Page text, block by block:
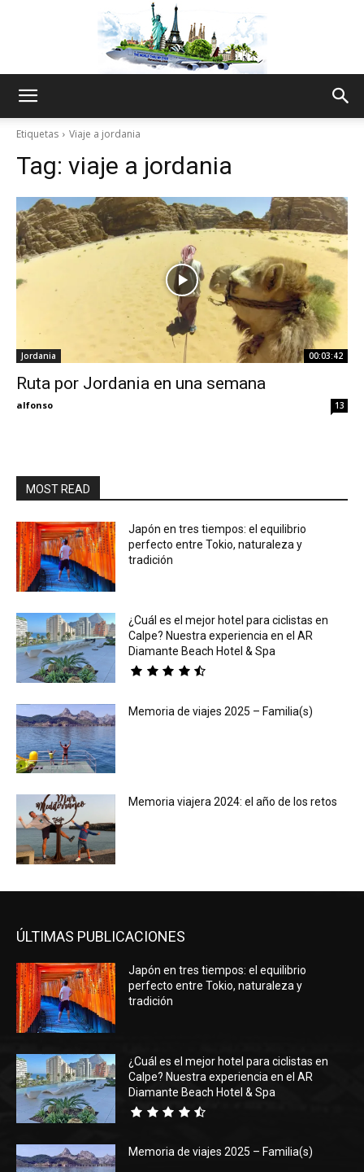
Thru
My
Etiquetas Viaje a jordania
Tag: viaje a jordania
Jordania 00:03:42
Ruta por Jordania en una semana
alfonso 13
MOST READ
Japón en tres tiempos: el equilibrio
perfecto entre Tokio, naturaleza y
tradición
¿Cuál es el mejor hotel para ciclistas en
Calpe? Nuestra experiencia en el AR
Diamante Beach Hotel & Spa
Memoria de viajes 2025 – Familia(s)
Memoria viajera 2024: el año de los retos
ÚLTIMAS PUBLICACIONES
Japón en tres tiempos: el equilibrio
perfecto entre Tokio, naturaleza y
tradición
¿Cuál es el mejor hotel para ciclistas en
Calpe? Nuestra experiencia en el AR
Diamante Beach Hotel & Spa
Memoria de viajes 2025 – Familia(s)